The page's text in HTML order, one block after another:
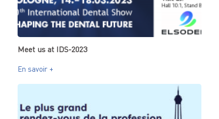
Meet us at IDS-2023
En savoir +